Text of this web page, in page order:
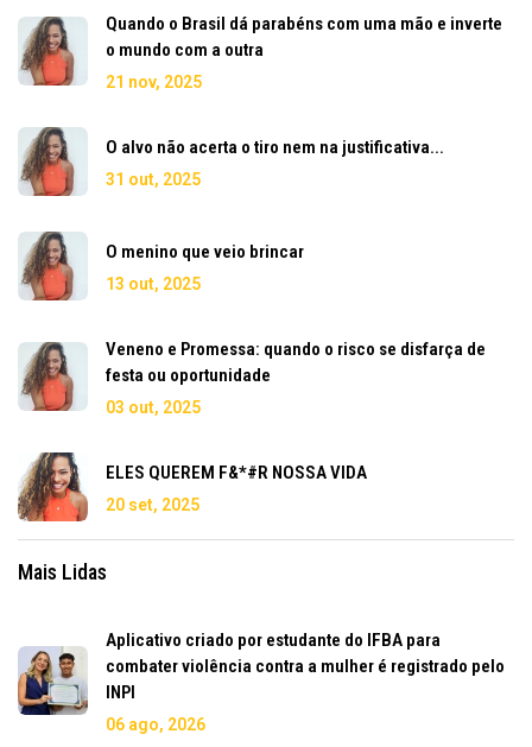
Quando o Brasil dá parabéns com uma mão e inverte
o mundo com a outra
21 nov, 2025
O alvo não acerta o tiro nem na justificativa...
31 out, 2025
O menino que veio brincar
13 out, 2025
Veneno e Promessa: quando o risco se disfarça de
festa ou oportunidade
03 out, 2025
ELES QUEREM F&*#R NOSSA VIDA
20 set, 2025
Mais Lidas
Aplicativo criado por estudante do IFBA para
combater violência contra a mulher é registrado pelo
INPI
06 ago, 2026